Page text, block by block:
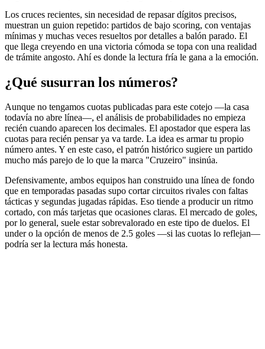
Los cruces recientes, sin necesidad de repasar dígitos precisos,
muestran un guion repetido: partidos de bajo scoring, con ventajas
mínimas y muchas veces resueltos por detalles a balón parado. El
que llega creyendo en una victoria cómoda se topa con una realidad
de trámite angosto. Ahí es donde la lectura fría le gana a la emoción.
¿Qué susurran los números?
Aunque no tengamos cuotas publicadas para este cotejo —la casa
todavía no abre línea—, el análisis de probabilidades no empieza
recién cuando aparecen los decimales. El apostador que espera las
cuotas para recién pensar ya va tarde. La idea es armar tu propio
número antes. Y en este caso, el patrón histórico sugiere un partido
mucho más parejo de lo que la marca "Cruzeiro" insinúa.
Defensivamente, ambos equipos han construido una línea de fondo
que en temporadas pasadas supo cortar circuitos rivales con faltas
tácticas y segundas jugadas rápidas. Eso tiende a producir un ritmo
cortado, con más tarjetas que ocasiones claras. El mercado de goles,
por lo general, suele estar sobrevalorado en este tipo de duelos. El
under o la opción de menos de 2.5 goles —si las cuotas lo reflejan—
podría ser la lectura más honesta.